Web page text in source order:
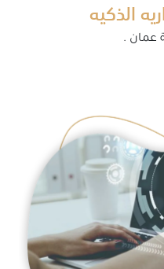
الذكيه
عمان .